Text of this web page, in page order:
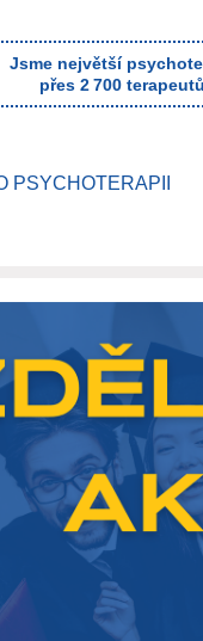
Jsme největší
přes 2 700
PSYCHOTERAPII